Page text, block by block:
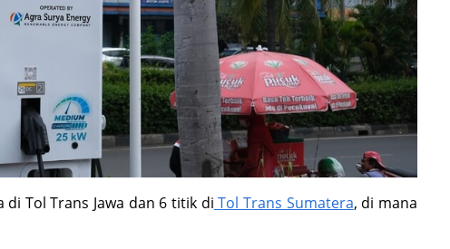
Tol Trans Jawa dan 6 titik di Tol Trans Sumatera, di mana